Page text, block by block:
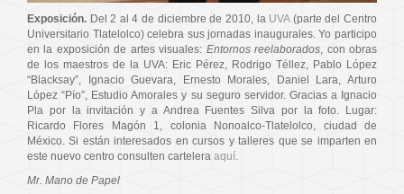
Exposición. Del 2 al 4 de diciembre de 2010, la UVA(parte del Centro
Universitario Tlatelolco) celebra sus jornadas inaugurales. Yo participo
en la exposición de artes visuales: Entornos reelaborados , con obras
de los maestros de la UVA: Eric Pérez, Rodrigo Téllez, Pablo López
“Blacksay”, Ignacio Guevara, Ernesto Morales, Daniel Lara, Arturo
López “Pío”, Estudio Amorales y su seguro servidor. Gracias a Ignacio
Pla por la invitación y a Andrea Fuentes Silva por la foto. Lugar:
Ricardo Flores Magón 1, colonia Nonoalco-Tlatelolco, ciudad de
México. Si están interesados en cursos y talleres que se imparten en
este nuevo centro consulten cartelera aquí
Mr. Mano de Papel